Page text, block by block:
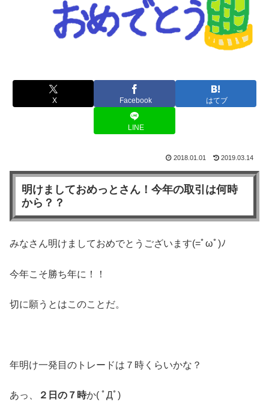
X Facebook はてブ
LINE
2018.01.01 2019.03.14
明けましておめっとさん！今年の取引は何時
から？？
みなさん明けましておめでとうございます(=ﾟωﾟ)ﾉ
今年こそ勝ち年に！！
切に願うとはこのことだ。
年明け一発目のトレードは７時くらいかな？
あっ、 ２日の７時か( ﾟДﾟ)